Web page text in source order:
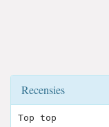
Recensies
Top top